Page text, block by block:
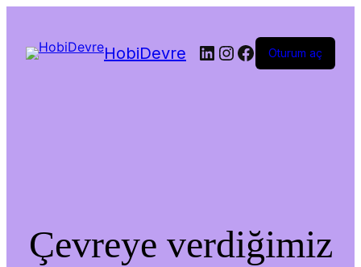
HobiDevre LinkedIn
Instagram
Facebook
Oturum aç
Çevreye verdiğimiz